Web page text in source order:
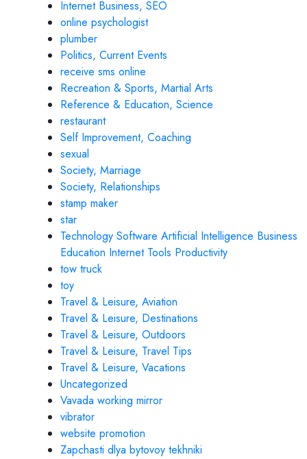
Internet Business, SEO
online psychologist
plumber
Politics, Current Events
receive sms online
Recreation & Sports, Martial Arts
Reference & Education, Science
restaurant
Self Improvement, Coaching
sexual
Society, Marriage
Society, Relationships
stamp maker
star
Technology Software Artificial Intelligence Business
Education Internet Tools Productivity
tow truck
toy
Travel & Leisure, Aviation
Travel & Leisure, Destinations
Travel & Leisure, Outdoors
Travel & Leisure, Travel Tips
Travel & Leisure, Vacations
Uncategorized
Vavada working mirror
vibrator
website promotion
Zapchasti dlya bytovoy tekhniki